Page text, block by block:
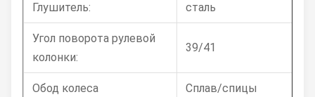
Глушитель: сталь
Угол поворота рулевой
колонки:
39/41
Обод колеса Сплав/спицы